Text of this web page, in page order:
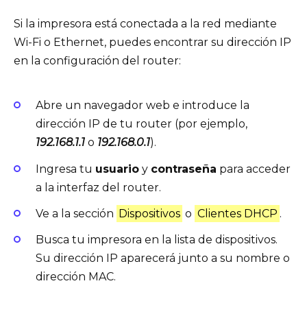
Si la impresora está conectada a la red mediante
Wi-Fi o Ethernet, puedes encontrar su dirección IP
en la configuración del router:
Abre un navegador web e introduce la
dirección IP de tu router (por ejemplo,
192.168.1.1 o 192.168.0.1).
Ingresa tu usuario y contraseña para acceder
a la interfaz del router.
Ve a la sección Dispositivos o Clientes DHCP .
Busca tu impresora en la lista de dispositivos.
Su dirección IP aparecerá junto a su nombre o
dirección MAC.